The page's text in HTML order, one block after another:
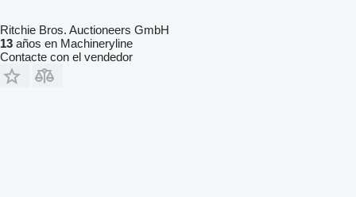
Ritchie Bros. Auctioneers GmbH
13 años en Machineryline
Contacte con el vendedor